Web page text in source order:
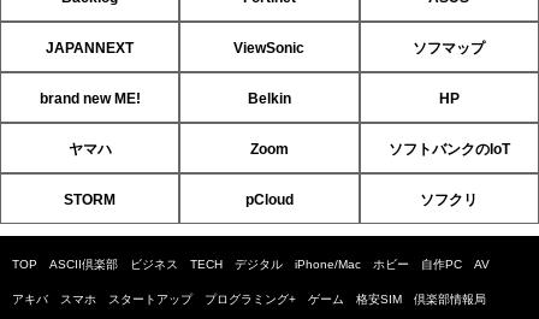
JAPANNEXT ViewSonic ソフマップ
brand new ME! Belkin HP
ヤマハ Zoom ソフトバンクのIoT
STORM pCloud ソフクリ
TOP ASCII倶楽部 ビジネス TECH デジタル iPhone/Mac ホビー 自作PC AV
アキバ スマホ スタートアップ プログラミング+ ゲーム 格安SIM 倶楽部情報局